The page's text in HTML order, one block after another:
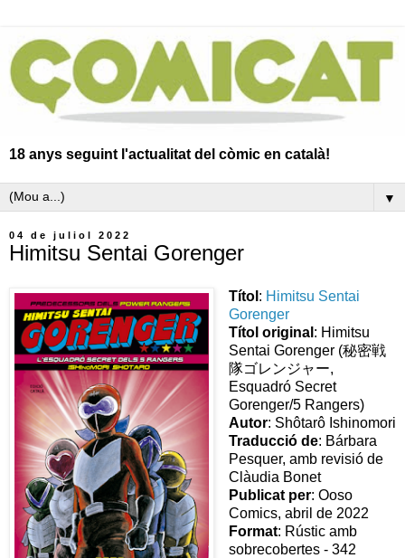
18 anys seguint l'actualitat del còmic en català!
▼
04 de juliol 2022
Himitsu Sentai Gorenger
Títol : Himitsu Sentai
Gorenger
Títol original : Himitsu
Sentai Gorenger (秘密戦
隊ゴレンジャー,
Esquadró Secret
Gorenger/5 Rangers)
Autor: Shôtarô Ishinomori
Traducció de: Bárbara
Pesquer, amb revisió de
Clàudia Bonet
Publicat per: Ooso
Comics, abril de 2022
Format: Rústic amb
sobrecobertes - 342